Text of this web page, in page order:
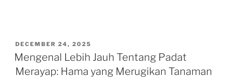
POSTED
ON
DECEMBER 24, 2025
Mengenal Lebih Jauh Tentang Padat
Merayap: Hama yang Merugikan Tanaman